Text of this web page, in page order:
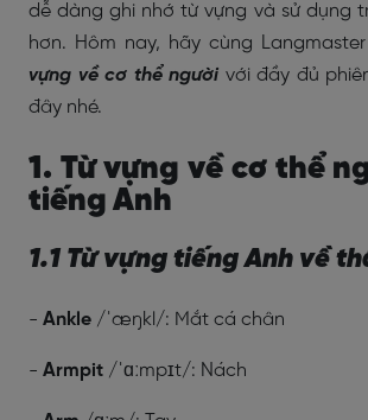
dễ dàng ghi nhớ từ vựng và sử dụng
hơn. Hôm nay, hãy cùng
vựng về cơ thể người với đầy đủ
đây nhé.
1. Từ vựng về cơ thể
tiếng Anh
1.1 Từ vựng tiếng Anh về
- Ankle /ˈæŋkl/: Mắt cá chân
- Armpit /ˈɑːmpɪt/: Nách